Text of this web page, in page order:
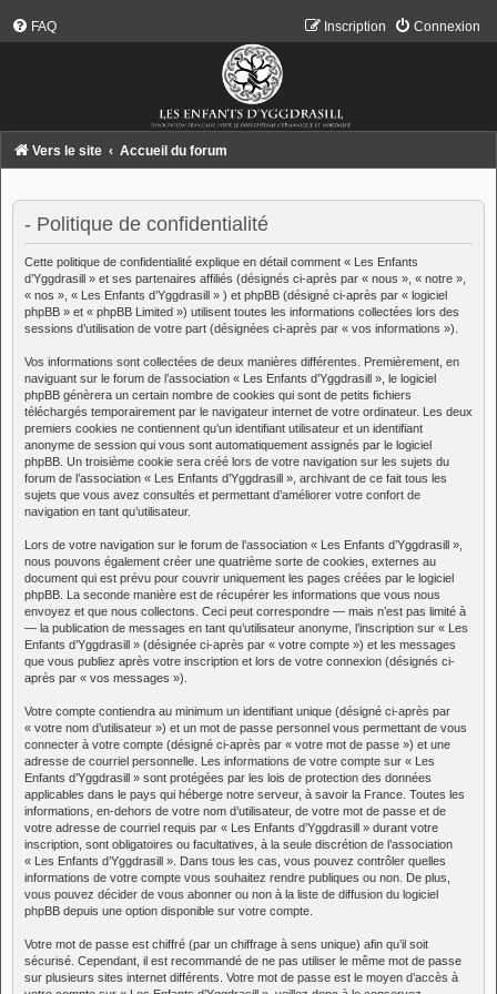
FAQ Connexion
Inscription
Vers le site Accueil du forum
- Politique de confidentialité
Cette politique de confidentialité explique en détail comment « Les Enfants
d’Yggdrasill » et ses partenaires affiliés (désignés ci-après par « nous », « notre »,
« nos », « Les Enfants d’Yggdrasill » ) et phpBB (désigné ci-après par « logiciel
phpBB » et « phpBB Limited ») utilisent toutes les informations collectées lors des
sessions d’utilisation de votre part (désignées ci-après par « vos informations »).
Vos informations sont collectées de deux manières différentes. Premièrement, en
naviguant sur le forum de l’association « Les Enfants d’Yggdrasill », le logiciel
phpBB génèrera un certain nombre de cookies qui sont de petits fichiers
téléchargés temporairement par le navigateur internet de votre ordinateur. Les deux
premiers cookies ne contiennent qu’un identifiant utilisateur et un identifiant
anonyme de session qui vous sont automatiquement assignés par le logiciel
phpBB. Un troisième cookie sera créé lors de votre navigation sur les sujets du
forum de l’association « Les Enfants d’Yggdrasill », archivant de ce fait tous les
sujets que vous avez consultés et permettant d’améliorer votre confort de
navigation en tant qu’utilisateur.
Lors de votre navigation sur le forum de l’association « Les Enfants d’Yggdrasill »,
nous pouvons également créer une quatrième sorte de cookies, externes au
document qui est prévu pour couvrir uniquement les pages créées par le logiciel
phpBB. La seconde manière est de récupérer les informations que vous nous
envoyez et que nous collectons. Ceci peut correspondre — mais n’est pas limité à
— la publication de messages en tant qu’utilisateur anonyme, l’inscription sur « Les
Enfants d’Yggdrasill » (désignée ci-après par « votre compte ») et les messages
que vous publiez après votre inscription et lors de votre connexion (désignés ci-
après par « vos messages »).
Votre compte contiendra au minimum un identifiant unique (désigné ci-après par
« votre nom d’utilisateur ») et un mot de passe personnel vous permettant de vous
connecter à votre compte (désigné ci-après par « votre mot de passe ») et une
adresse de courriel personnelle. Les informations de votre compte sur « Les
Enfants d’Yggdrasill » sont protégées par les lois de protection des données
applicables dans le pays qui héberge notre serveur, à savoir la France. Toutes les
informations, en-dehors de votre nom d’utilisateur, de votre mot de passe et de
votre adresse de courriel requis par « Les Enfants d’Yggdrasill » durant votre
inscription, sont obligatoires ou facultatives, à la seule discrétion de l’association
« Les Enfants d’Yggdrasill ». Dans tous les cas, vous pouvez contrôler quelles
informations de votre compte vous souhaitez rendre publiques ou non. De plus,
vous pouvez décider de vous abonner ou non à la liste de diffusion du logiciel
phpBB depuis une option disponible sur votre compte.
Votre mot de passe est chiffré (par un chiffrage à sens unique) afin qu’il soit
sécurisé. Cependant, il est recommandé de ne pas utiliser le même mot de passe
sur plusieurs sites internet différents. Votre mot de passe est le moyen d’accès à